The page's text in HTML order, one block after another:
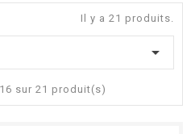
Il y a 21 produits.

sur 21 produit(s)